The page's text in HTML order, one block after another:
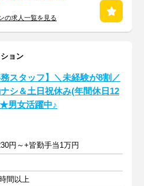
の求人一覧を見る
ョン
務スタッフ】＼未経験が8割／
シ＆土日祝休み(年間休日12
男女活躍中♪
円～+皆勤手当1万円
間以上